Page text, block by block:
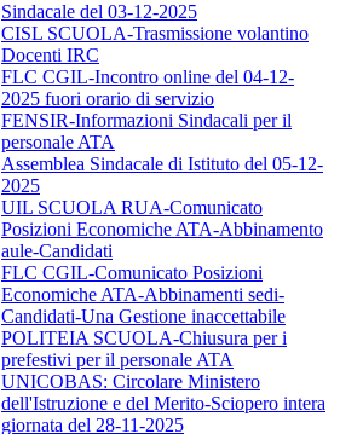
Sindacale del 03-12-2025
CISL SCUOLA-Trasmissione volantino
Docenti IRC
FLC CGIL-Incontro online del 04-12-
2025 fuori orario di servizio
FENSIR-Informazioni Sindacali per il
personale ATA
Assemblea Sindacale di Istituto del 05-12-
2025
UIL SCUOLA RUA-Comunicato
Posizioni Economiche ATA-Abbinamento
aule-Candidati
FLC CGIL-Comunicato Posizioni
Economiche ATA-Abbinamenti sedi-
Candidati-Una Gestione inaccettabile
POLITEIA SCUOLA-Chiusura per i
prefestivi per il personale ATA
UNICOBAS: Circolare Ministero
dell'Istruzione e del Merito-Sciopero intera
giornata del 28-11-2025